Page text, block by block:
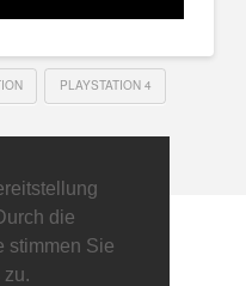
die
stimmen Sie
PLAYSTATION 4